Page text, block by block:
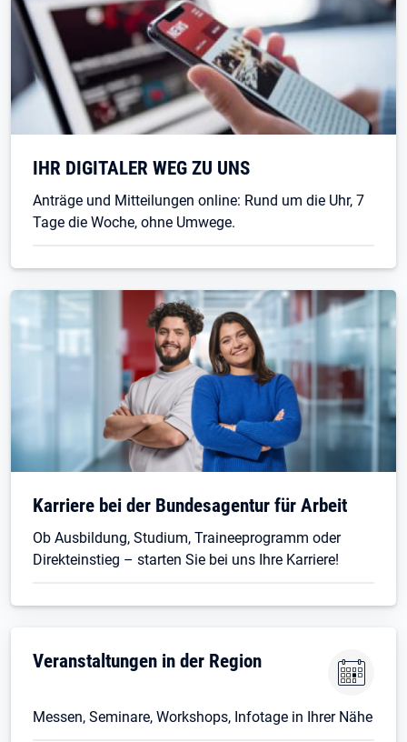
IHR DIGITALER WEG ZU UNS
Anträge und Mitteilungen online: Rund um die Uhr, 7
Tage die Woche, ohne Umwege.
Karriere bei der Bundesagentur für Arbeit
Ob Ausbildung, Studium, Traineeprogramm oder
Direkteinstieg – starten Sie bei uns Ihre Karriere!
Veranstaltungen in der Region
Messen, Seminare, Workshops, Infotage in Ihrer Nähe